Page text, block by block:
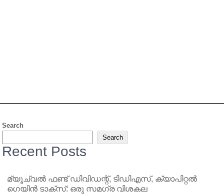
Search
Search
Recent Posts
മ്യൂച്വൽ ഫണ്ട് ഡിവിഡന്റ്, ടിഡിഎസ്, ക്യാപിറ്റൽ
ഗെയിൻ ടാക്‌സ്: ഒരു സമഗ്ര വിശകല